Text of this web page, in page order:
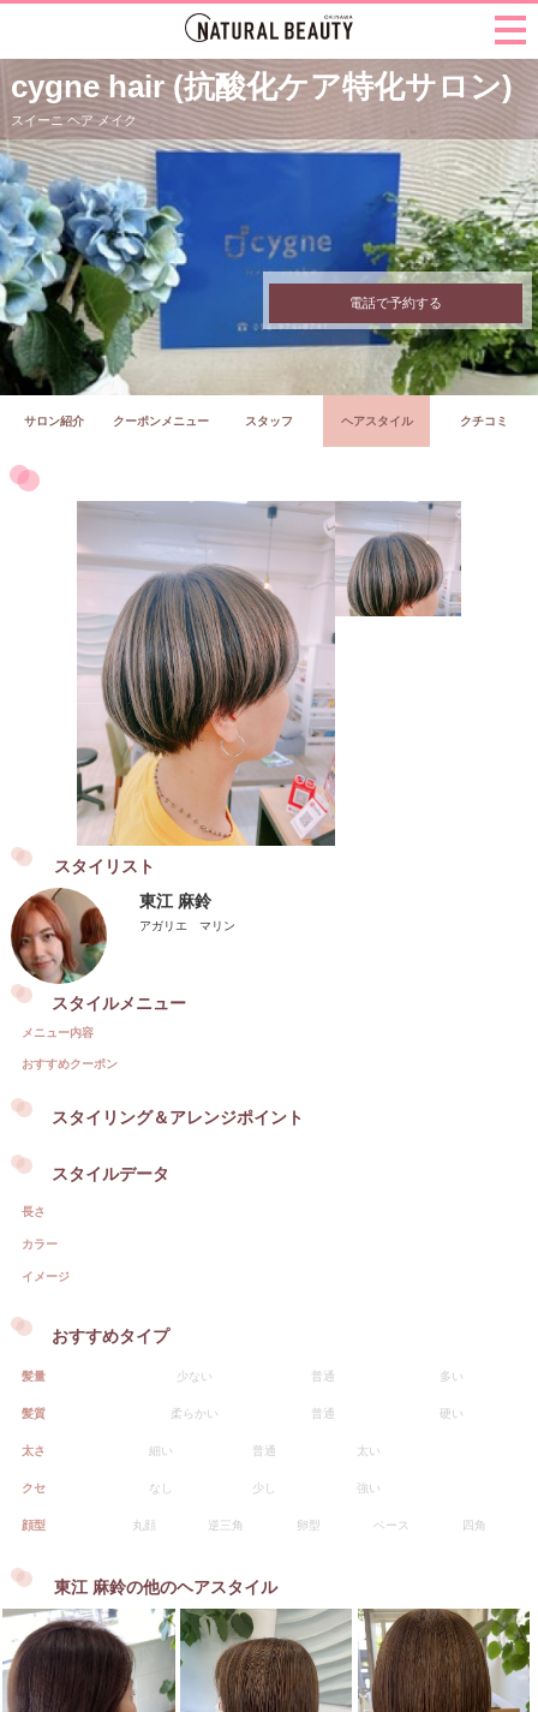
cygne hair (抗酸化ケア特化サロン)
スイーニ ヘア メイク
電話で予約する
サロン紹介 クーポンメニュー スタッフ ヘアスタイル クチコミ
スタイリスト
東江 麻鈴
アガリエ マリン
スタイルメニュー
メニュー内容
おすすめクーポン
スタイリング＆アレンジポイント
スタイルデータ
長さ
カラー
イメージ
おすすめタイプ
髪量 少ない 普通 多い
髪質 柔らかい 普通 硬い
太さ 細い 普通 太い
クセ なし 少し 強い
顔型 丸顔 逆三角 卵型 ベース 四角
東江 麻鈴の他のヘアスタイル